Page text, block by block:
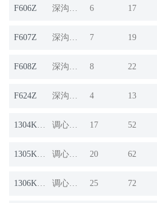
F606Z 深沟球轴承 6 17
F607Z 深沟球轴承 7 19
F608Z 深沟球轴承 8 22
F624Z 深沟球轴承 4 13
1304K+H304 调心球轴承 17 52
1305K+H305 调心球轴承 20 62
1306K+H306 调心球轴承 25 72